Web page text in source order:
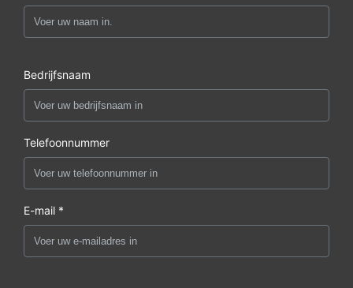
Bedrijfsnaam
Telefoonnummer
E-mail *